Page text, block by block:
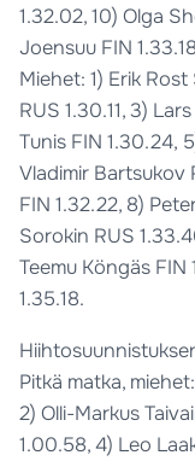
1.32.02, 10) Olga
Joensuu FIN
Miehet: 1) Erik
RUS 1.30.11, 3)
Tunis FIN 1.30.24,
Vladimir Bartsukov
FIN 1.32.22, 8)
Sorokin RUS
Teemu Köngäs FIN
1.35.18.
Pitkä matka,
2) Olli-Markus
1.00.58, 4) Leo